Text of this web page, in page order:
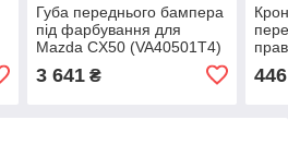
Губа переднього бампера
під фарбування для
Mazda CX50 (VA40501T4)
3 641₴ 446